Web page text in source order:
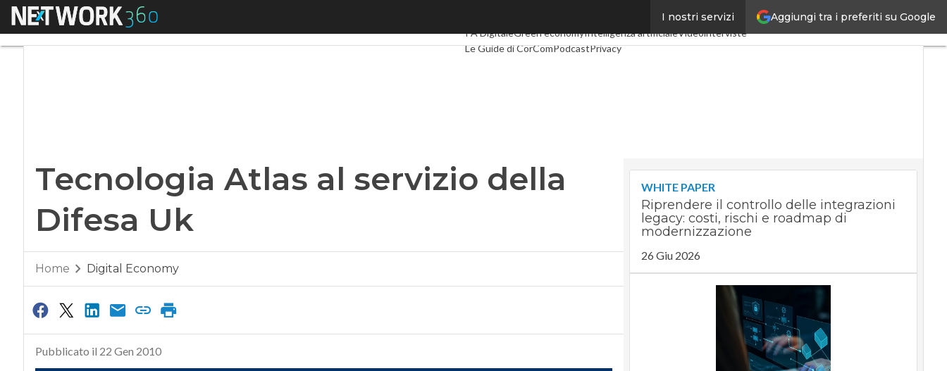
Aggiungi tra i preferiti su Google
I nostri servizi
Menu Industria 4.0SpacEconomy
PA DigitaleGreen economyIntelligenza artificialeVideointerviste
Le Guide di CorComPodcastPrivacy
Tecnologia Atlas al servizio della
Difesa Uk
Home Digital Economy
Pubblicato il 22 Gen 2010
WHITE PAPER
Riprendere il controllo delle integrazioni
legacy: costi, rischi e roadmap di
modernizzazione
26 Giu 2026